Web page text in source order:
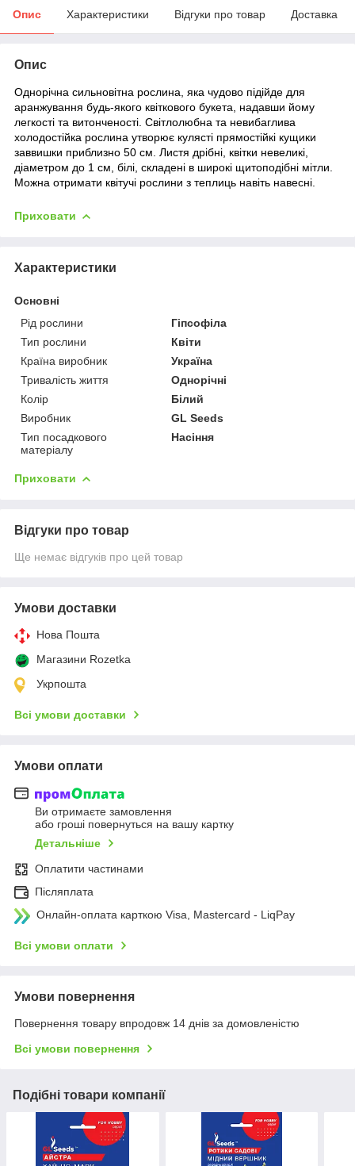
Опис Характеристики Відгуки про товар Доставка
Опис
Однорічна сильновітна рослина, яка чудово підійде для
аранжування будь-якого квіткового букета, надавши йому
легкості та витонченості. Світлолюбна та невибаглива
холодостійка рослина утворює кулясті прямостійкі кущики
заввишки приблизно 50 см. Листя дрібні, квітки невеликі,
діаметром до 1 см, білі, складені в широкі щитоподібні мітли.
Можна отримати квітучі рослини з теплиць навіть навесні.
Приховати
Характеристики
Основні
Рід рослини
Гіпсофіла
Тип рослини
Квіти
Країна виробник
Україна
Тривалість життя
Однорічні
Колір
Білий
Виробник
GL Seeds
Тип посадкового
матеріалу
Насіння
Приховати
Відгуки про товар
Ще немає відгуків про цей товар
Умови доставки
Нова Пошта
Магазини Rozetka
Укрпошта
Всі умови доставки
Умови оплати
Ви отримаєте замовлення
або гроші повернуться на вашу картку
Детальніше
Оплатити частинами
Післяплата
Онлайн-оплата карткою Visa, Mastercard - LiqPay
Всі умови оплати
Умови повернення
Повернення товару впродовж 14 днів за домовленістю
Всі умови повернення
Подібні товари компанії